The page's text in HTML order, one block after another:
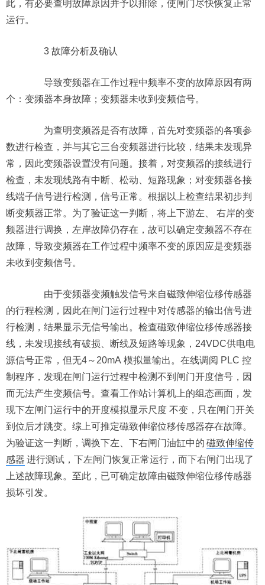
此，有必要查明故障原因并予以排除，使闸门尽快恢复正常
运行。
3 故障分析及确认
导致变频器在工作过程中频率不变的故障原因有两
个：变频器本身故障；变频器未收到变频信号。
为查明变频器是否有故障，首先对变频器的各项参
数进行检查，并与其它三台变频器进行比较，结果未发现异
常，因此变频器设置没有问题。接着，对变频器的接线进行
检查，未发现线路有中断、松动、短路现象；对变频器各接
线端子信号进行检测，信号正常。根据以上检查结果初步判
断变频器正常。为了验证这一判断，将上下游左、 右岸的变
频器进行调换，左岸故障仍存在，故可以确定变频器不存在
故障，导致变频器在工作过程中频率不变的原因应是变频器
未收到变频信号。
由于变频器变频触发信号来自磁致伸缩位移传感器
的行程检测，因此在闸门运行过程中对传感器的输出信号进
行检测，结果显示无信号输出。检查磁致伸缩位移传感器接
线，未发现接线有破损、断线及短路等现象，24VDC供电电
源信号正常，但无4～20mA 模拟量输出。在线调阅 PLC 控
制程序，发现在闸门运行过程中检测不到闸门开度信号，因
而无法产生变频信号。查看工作站计算机上的组态画面，发
现下左闸门运行中的开度模拟显示尺度 不变，只在闸门开关
到位后才跳变。综上可推定磁致伸缩位移传感器存在故障。
为验证这一判断，调换下左、下右闸门油缸中的 磁致伸缩传
感器 进行测试，下左闸门恢复正常运行，而下右闸门出现了
上述故障现象。至此，已可确定故障由磁致伸缩位移传感器
损坏引发。